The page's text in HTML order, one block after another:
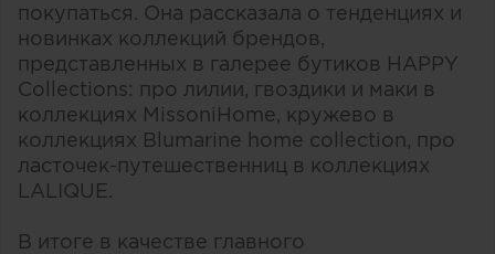
покупаться. Она рассказала о тенденциях и
новинках коллекций брендов,
представленных в галерее бутиков HAPPY
Collections: про лилии, гвоздики и маки в
коллекциях MissoniHome, кружево в
коллекциях Blumarine home collection, про
ласточек-путешественниц в коллекциях
LALIQUE.
В итоге в качестве главного